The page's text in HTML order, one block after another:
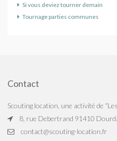
Si vous deviez tourner demain
Tournage parties communes
Contact
Scouting location, une activité de
8, rue Debertrand 91410
contact@scouting-location.fr